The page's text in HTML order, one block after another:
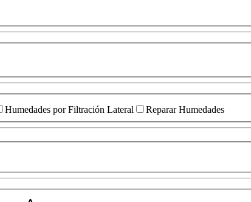
Humedades por Filtración Lateral Reparar Humedades